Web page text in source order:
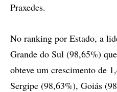
Praxedes.
No ranking por Estado, a
Grande do Sul (98,65%)
obteve um crescimento de
Sergipe (98,63%), Goiás